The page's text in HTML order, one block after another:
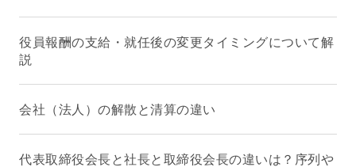
役員報酬の支給・就任後の変更タイミングについて解
説
会社（法人）の解散と清算の違い
代表取締役会長と社長と取締役会長の違いは？序列や